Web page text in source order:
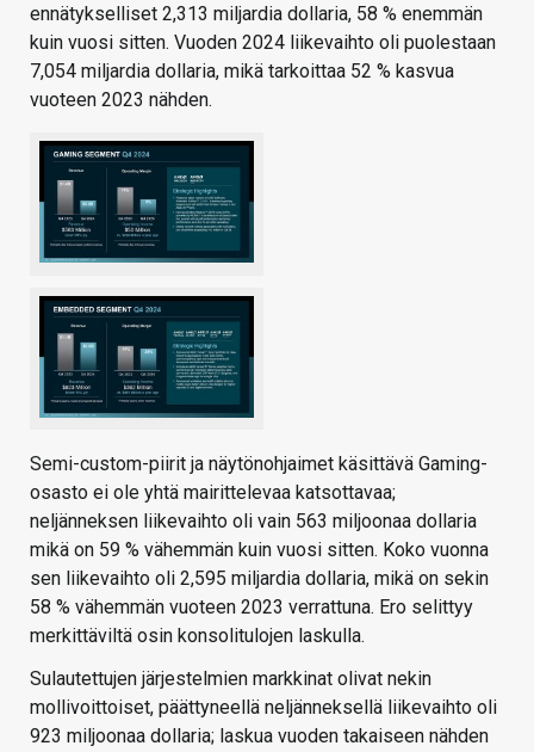
ennätykselliset 2,313 miljardia dollaria, 58 % enemmän
kuin vuosi sitten. Vuoden 2024 liikevaihto oli puolestaan
7,054 miljardia dollaria, mikä tarkoittaa 52 % kasvua
vuoteen 2023 nähden.
Semi-custom-piirit ja näytönohjaimet käsittävä Gaming-
osasto ei ole yhtä mairittelevaa katsottavaa;
neljänneksen liikevaihto oli vain 563 miljoonaa dollaria
mikä on 59 % vähemmän kuin vuosi sitten. Koko vuonna
sen liikevaihto oli 2,595 miljardia dollaria, mikä on sekin
58 % vähemmän vuoteen 2023 verrattuna. Ero selittyy
merkittäviltä osin konsolitulojen laskulla.
Sulautettujen järjestelmien markkinat olivat nekin
mollivoittoiset, päättyneellä neljänneksellä liikevaihto oli
923 miljoonaa dollaria; laskua vuoden takaiseen nähden